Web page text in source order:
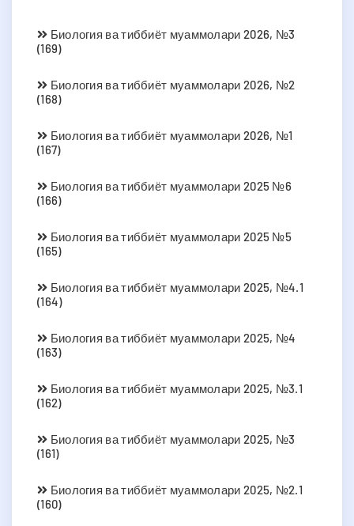
Биология ва тиббиёт муаммолари 2026, №3
(169)
Биология ва тиббиёт муаммолари 2026, №2
(168)
Биология ва тиббиёт муаммолари 2026, №1
(167)
Биология ва тиббиёт муаммолари 2025 №6
(166)
Биология ва тиббиёт муаммолари 2025 №5
(165)
Биология ва тиббиёт муаммолари 2025, №4.1
(164)
Биология ва тиббиёт муаммолари 2025, №4
(163)
Биология ва тиббиёт муаммолари 2025, №3.1
(162)
Биология ва тиббиёт муаммолари 2025, №3
(161)
Биология ва тиббиёт муаммолари 2025, №2.1
(160)